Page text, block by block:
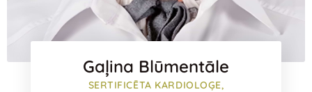
Gaļina Blūmentāle
SERTIFICĒTA KARDIOLOĢE,